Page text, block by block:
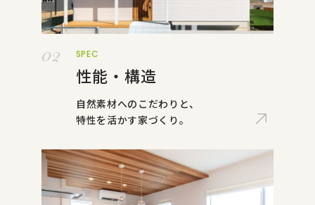
02 SPEC
性能・構造
自然素材へのこだわりと、
特性を活かす家づくり。